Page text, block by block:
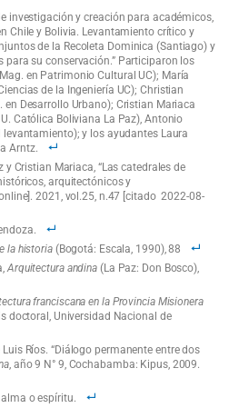
investigación y creación para académicos,
Chile y Bolivia. Levantamiento crítico y
de la Recoleta Dominica (Santiago) y
para su conservación.” Participaron los
en Patrimonio Cultural UC); María
de la Ingeniería UC); Christian
Desarrollo Urbano); Cristian Mariaca
Católica Boliviana La Paz), Antonio
y los ayudantes Laura
Arntz.
y Cristian Mariaca, “Las catedrales de
arquitectónicos y
2021, vol.25, n.47 [citado 2022-08-
la historia(Bogotá: Escala, 1990), 88
Arquitectura andina (La Paz: Don Bosco),
franciscana en la Provincia Misionera
doctoral, Universidad Nacional de
Ríos. “Diálogo permanente entre dos
, año 9 N° 9, Cochabamba: Kipus, 2009.
o espíritu.